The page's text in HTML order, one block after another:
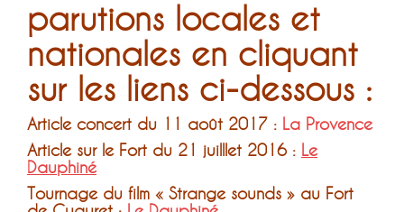
parutions locales et
nationales en cliquant
sur les liens ci-dessous :
Article concert du 11 août 2017 : La Provence
Article sur le Fort du 21 juilllet 2016 : Le
Dauphiné
Tournage du film « Strange sounds » au Fort